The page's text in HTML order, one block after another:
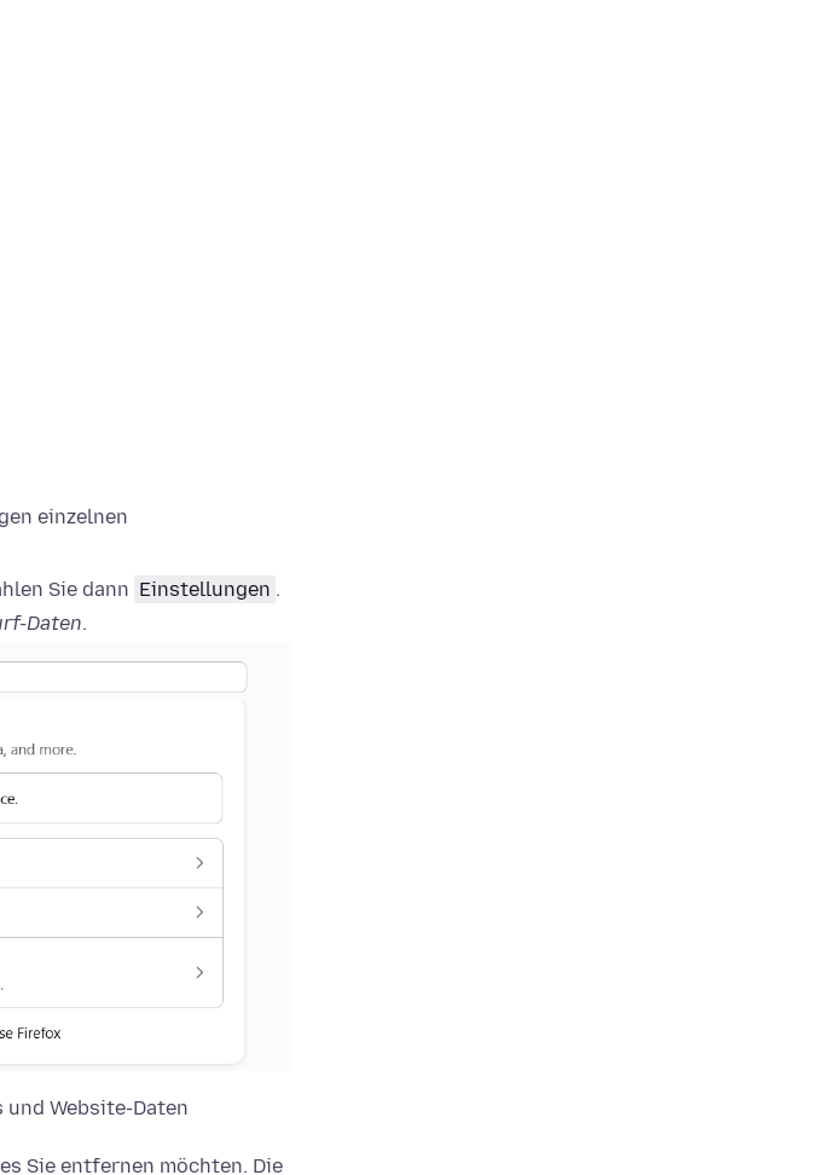
einzelnen
Sie dann Einstellungen .
Daten.
und Website-Daten
Sie entfernen möchten. Die